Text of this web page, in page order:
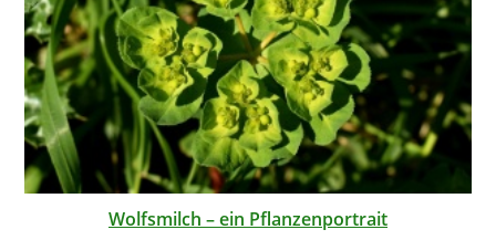
Wolfsmilch – ein Pflanzenportrait